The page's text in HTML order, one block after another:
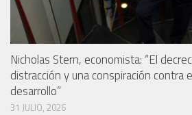
Nicholas Stern, economista: “El
distracción y una conspiración contra
desarrollo”
31 JULIO, 2026